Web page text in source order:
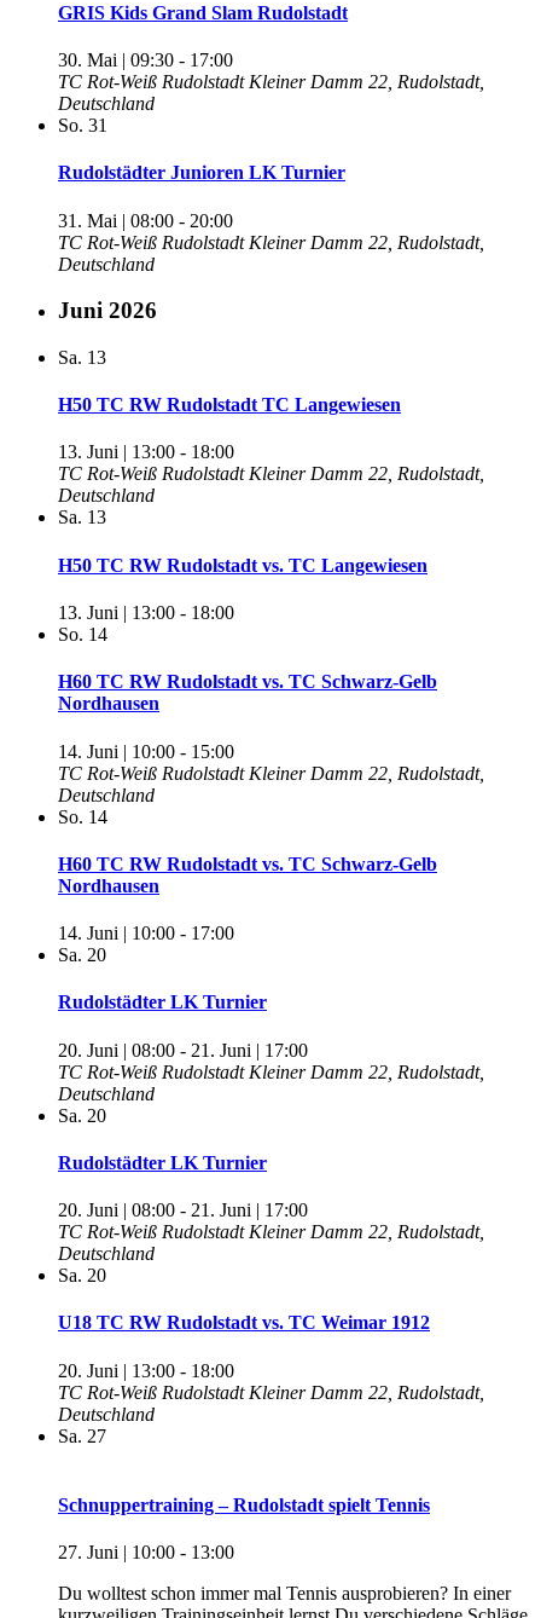
GRIS Kids Grand Slam Rudolstadt
30. Mai | 09:30 - 17:00
TC Rot-Weiß Rudolstadt Kleiner Damm 22, Rudolstadt,
Deutschland
So. 31
Rudolstädter Junioren LK Turnier
31. Mai | 08:00 - 20:00
TC Rot-Weiß Rudolstadt Kleiner Damm 22, Rudolstadt,
Deutschland
Juni 2026
Sa. 13
H50 TC RW Rudolstadt TC Langewiesen
13. Juni | 13:00 - 18:00
TC Rot-Weiß RudolstadtKleiner Damm 22, Rudolstadt,
Deutschland
Sa. 13
H50 TC RW Rudolstadt vs. TC Langewiesen
13. Juni | 13:00 - 18:00
So. 14
H60 TC RW Rudolstadt vs. TC Schwarz-Gelb
Nordhausen
14. Juni | 10:00 - 15:00
TC Rot-Weiß Rudolstadt Kleiner Damm 22, Rudolstadt,
Deutschland
So. 14
H60 TC RW Rudolstadt vs. TC Schwarz-Gelb
Nordhausen
14. Juni | 10:00 - 17:00
Sa. 20
Rudolstädter LK Turnier
20. Juni | 08:00 - 21. Juni | 17:00
TC Rot-Weiß Rudolstadt Kleiner Damm 22, Rudolstadt,
Deutschland
Sa. 20
Rudolstädter LK Turnier
20. Juni | 08:00 - 21. Juni | 17:00
TC Rot-Weiß Rudolstadt Kleiner Damm 22, Rudolstadt,
Deutschland
Sa. 20
U18 TC RW Rudolstadt vs. TC Weimar 1912
20. Juni | 13:00 - 18:00
TC Rot-Weiß Rudolstadt Kleiner Damm 22, Rudolstadt,
Deutschland
Sa. 27
Schnuppertraining – Rudolstadt spielt Tennis
27. Juni | 10:00 - 13:00
Du wolltest schon immer mal Tennis ausprobieren? In einer